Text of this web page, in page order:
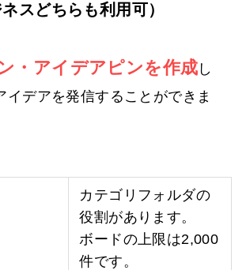
スどちらも利用可）
・アイデアピンを作成 し
イデアを発信することができま
カテゴリフォルダの
役割があります。
ボードの上限は2,000
件です。